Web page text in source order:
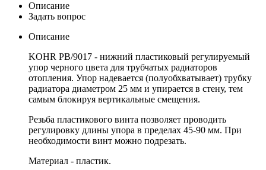
Описание
Задать вопрос
Описание
KOHR PB/9017 - нижний пластиковый регулируемый
упор черного цвета для трубчатых радиаторов
отопления. Упор надевается (полуобхватывает) трубку
радиатора диаметром 25 мм и упирается в стену, тем
самым блокируя вертикальные смещения.
Резьба пластикового винта позволяет проводить
регулировку длины упора в пределах 45-90 мм. При
необходимости винт можно подрезать.
Материал - пластик.